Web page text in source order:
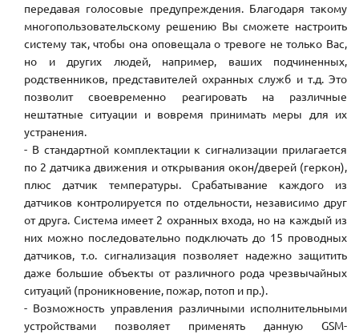
передавая голосовые предупреждения. Благодаря такому
многопользовательскому решению Вы сможете настроить
систему так, чтобы она оповещала о тревоге не только Вас,
но и других людей, например, ваших подчиненных,
родственников, представителей охранных служб и т.д. Это
позволит своевременно реагировать на различные
нештатные ситуации и вовремя принимать меры для их
устранения.
- В стандартной комплектации к сигнализации прилагается
по 2 датчика движения и открывания окон/дверей (геркон),
плюс датчик температуры. Срабатывание каждого из
датчиков контролируется по отдельности, независимо друг
от друга. Система имеет 2 охранных входа, но на каждый из
них можно последовательно подключать до 15 проводных
датчиков, т.о. сигнализация позволяет надежно защитить
даже большие объекты от различного рода чрезвычайных
ситуаций (проникновение, пожар, потоп и пр.).
- Возможность управления различными исполнительными
устройствами позволяет применять данную GSM-